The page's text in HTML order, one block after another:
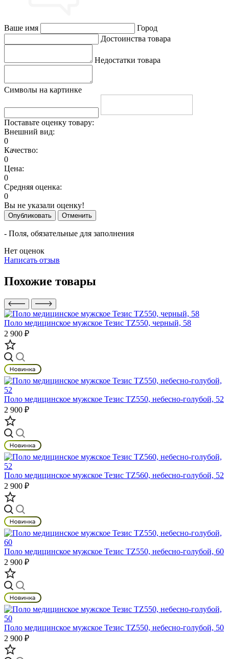
Ваше имя
Город
Достоинства товара
Недостатки товара
Символы на картинке
Поставьте оценку товару:
Внешний вид:
0
Качество:
0
Цена:
0
Средняя оценка:
0
Вы не указали оценку!
Опубликовать Отменить
- Поля, обязательные для заполнения
Нет оценок
Написать отзыв
Похожие товары
Поло медицинское мужское Тезис TZ550, черный, 58
2 900 ₽
Поло медицинское мужское Тезис TZ550, небесно-голубой, 52
2 900 ₽
Поло медицинское мужское Тезис TZ560, небесно-голубой, 52
2 900 ₽
Поло медицинское мужское Тезис TZ550, небесно-голубой, 60
2 900 ₽
Поло медицинское мужское Тезис TZ550, небесно-голубой, 50
2 900 ₽